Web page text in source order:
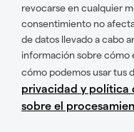
revocarse en cualquier
consentimiento no
de datos llevado a cabo
información sobre
cómo podemos usar tus
privacidad y política
sobre el